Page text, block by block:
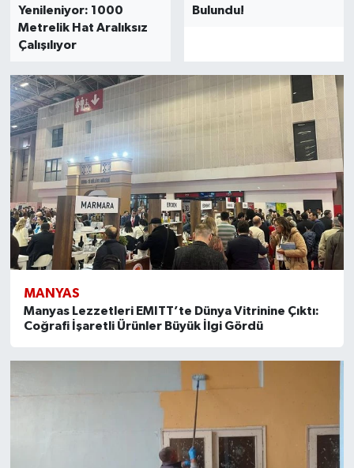
Yenileniyor: 1000
Metrelik Hat Aralıksız
Çalışılıyor
Bulundu!
MANYAS
Manyas Lezzetleri EMITT’te Dünya Vitrinine Çıktı:
Coğrafi İşaretli Ürünler Büyük İlgi Gördü
EKONOMİ
Gömeç
Gönen
Havran
İvrindi
KENT GÜNDEMİ
Kepsut